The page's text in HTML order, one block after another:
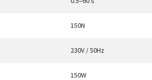
150N
230V / 50Hz
150W